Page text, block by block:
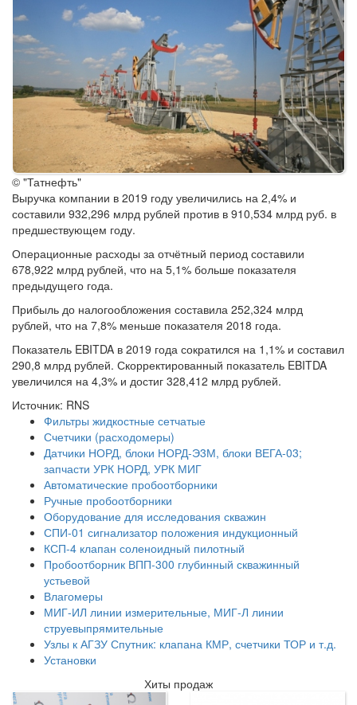
© "Татнефть"
Выручка компании в 2019 году увеличились на 2,4% и
составили 932,296 млрд рублей против в 910,534 млрд руб. в
предшествующем году.
Операционные расходы за отчётный период составили
678,922 млрд рублей, что на 5,1% больше показателя
предыдущего года.
Прибыль до налогообложения составила 252,324 млрд
рублей, что на 7,8% меньше показателя 2018 года.
Показатель EBITDA в 2019 года сократился на 1,1% и составил
290,8 млрд рублей. Скорректированный показатель EBITDA
увеличился на 4,3% и достиг 328,412 млрд рублей.
Источник: RNS
Фильтры жидкостные сетчатые
Счетчики (расходомеры)
Датчики НОРД, блоки НОРД-Э3М, блоки ВЕГА-03;
запчасти УРК НОРД, УРК МИГ
Автоматические пробоотборники
Ручные пробоотборники
Оборудование для исследования скважин
СПИ-01 сигнализатор положения индукционный
КСП-4 клапан соленоидный пилотный
Пробоотборник ВПП-300 глубинный скважинный
устьевой
Влагомеры
МИГ-ИЛ линии измерительные, МИГ-Л линии
струевыпрямительные
Узлы к АГЗУ Спутник: клапана КМР, счетчики ТОР и т.д.
Установки
Хиты продаж